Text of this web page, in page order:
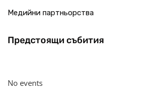
Медийни партньорства
Предстоящи събития
No events